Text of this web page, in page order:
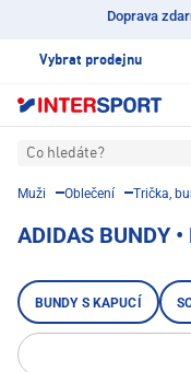
Doprava
Vybrat prodejnu
Co hledáte?
Muži Oblečení Trička,
ADIDAS BUNDY
BUNDY S KAPUCÍ